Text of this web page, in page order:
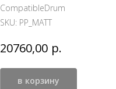
CompatibleDrum
SKU: PP_MATT
20760,00 р.
в корзину